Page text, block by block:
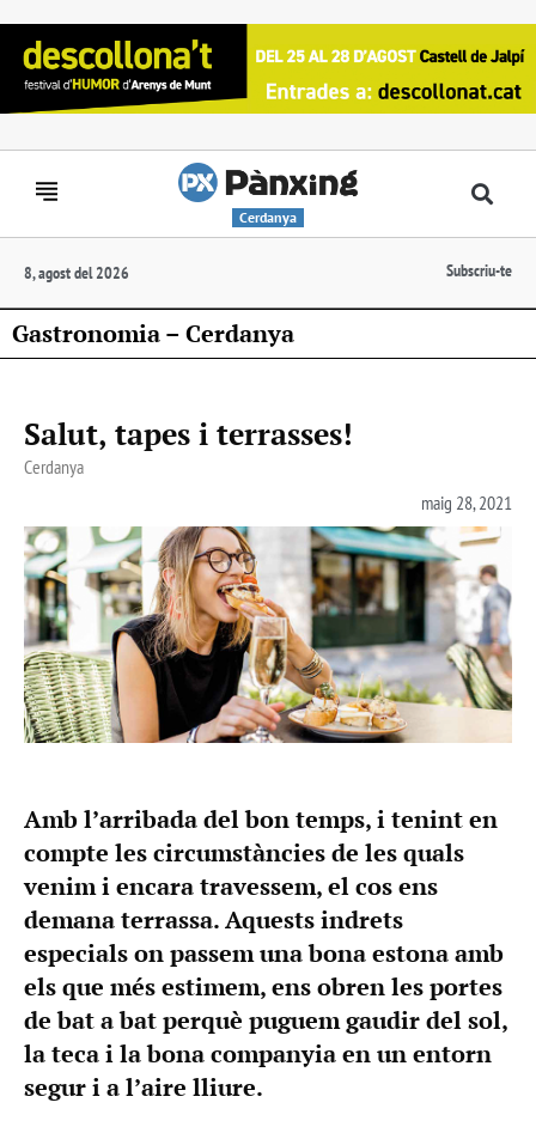
Cerdanya
8, agost del 2026 Subscriu-te
Gastronomia – Cerdanya
Salut, tapes i terrasses!
Cerdanya
maig 28, 2021
Amb l’arribada del bon temps, i tenint en
compte les circumstàncies de les quals
venim i encara travessem, el cos ens
demana terrassa. Aquests indrets
especials on passem una bona estona amb
els que més estimem, ens obren les portes
de bat a bat perquè puguem gaudir del sol,
la teca i la bona companyia en un entorn
segur i a l’aire lliure.